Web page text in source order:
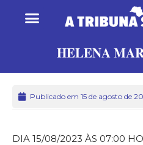
HELENA
Publicado em 15 de agosto de
DIA 15/08/2023 ÀS 07:00